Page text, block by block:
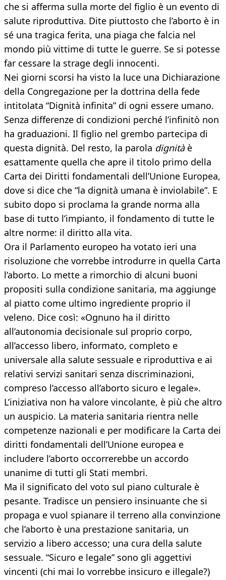
che si afferma sulla morte del figlio è un evento di
salute riproduttiva. Dite piuttosto che l’aborto è in
sé una tragica ferita, una piaga che falcia nel
mondo più vittime di tutte le guerre. Se si potesse
far cessare la strage degli innocenti.
Nei giorni scorsi ha visto la luce una Dichiarazione
della Congregazione per la dottrina della fede
intitolata “Dignità infinita” di ogni essere umano.
Senza differenze di condizioni perché l’infinitò non
ha graduazioni. Il figlio nel grembo partecipa di
questa dignità. Del resto, la parola dignitàè
esattamente quella che apre il titolo primo della
Carta dei Diritti fondamentali dell’Unione Europea,
dove si dice che “la dignità umana è inviolabile”. E
subito dopo si proclama la grande norma alla
base di tutto l’impianto, il fondamento di tutte le
altre norme: il diritto alla vita.
Ora il Parlamento europeo ha votato ieri una
risoluzione che vorrebbe introdurre in quella Carta
l’aborto. Lo mette a rimorchio di alcuni buoni
propositi sulla condizione sanitaria, ma aggiunge
al piatto come ultimo ingrediente proprio il
veleno. Dice così: «Ognuno ha il diritto
all’autonomia decisionale sul proprio corpo,
all’accesso libero, informato, completo e
universale alla salute sessuale e riproduttiva e ai
relativi servizi sanitari senza discriminazioni,
compreso l’accesso all’aborto sicuro e legale».
L’iniziativa non ha valore vincolante, è più che altro
un auspicio. La materia sanitaria rientra nelle
competenze nazionali e per modificare la Carta dei
diritti fondamentali dell’Unione europea e
includere l’aborto occorrerebbe un accordo
unanime di tutti gli Stati membri.
Ma il significato del voto sul piano culturale è
pesante. Tradisce un pensiero insinuante che si
propaga e vuol spianare il terreno alla convinzione
che l’aborto è una prestazione sanitaria, un
servizio a libero accesso; una cura della salute
sessuale. “Sicuro e legale” sono gli aggettivi
vincenti (chi mai lo vorrebbe insicuro e illegale?)